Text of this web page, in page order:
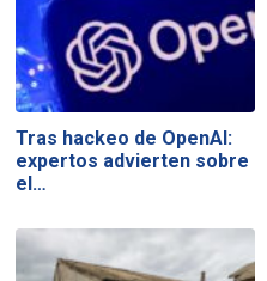
Tras hackeo de OpenAI:
expertos advierten sobre
el…